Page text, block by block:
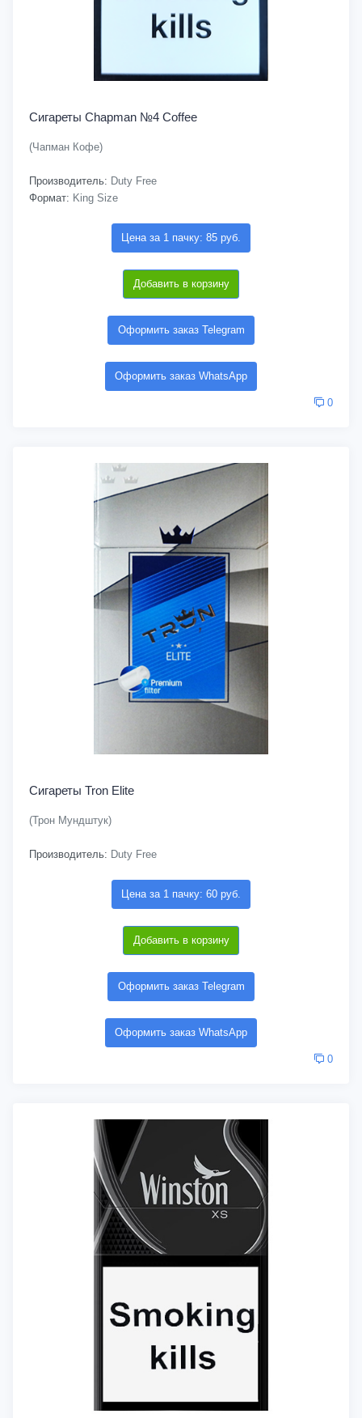
Сигареты Chapman №4 Coffee
(Чапман Кофе)
Производитель: Duty Free
Формат: King Size
Цена за 1 пачку: 85 руб.
Добавить в корзину
Оформить заказ Telegram
Оформить заказ WhatsApp
0
Сигареты Tron Elite
(Трон Мундштук)
Производитель: Duty Free
Цена за 1 пачку: 60 руб.
Добавить в корзину
Оформить заказ Telegram
Оформить заказ WhatsApp
0